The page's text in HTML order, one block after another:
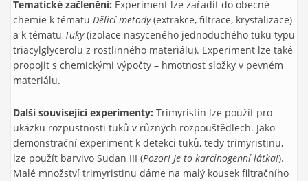
Tematické začlenění: Experiment lze zařadit do obecné
chemie k tématu Dělicí metody(extrakce, filtrace, krystalizace)
a k tématu Tuky(izolace nasyceného jednoduchého tuku typu
triacylglycerolu z rostlinného materiálu). Experiment lze také
propojit s chemickými výpočty – hmotnost složky v pevném
materiálu.
Další související experimenty: Trimyristin lze použít pro
ukázku rozpustnosti tuků v různých rozpouštědlech. Jako
demonstrační experiment k detekci tuků, tedy trimyristinu,
lze použít barvivo Sudan III (Pozor! Je to karcinogenní látka!).
Malé množství trimyristinu dáme na malý kousek filtračního